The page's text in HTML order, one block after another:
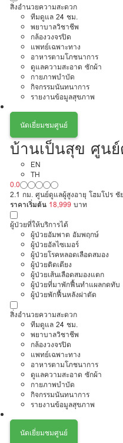
สิ่งอำนวยความสะดวก
ทีมดูแล 24 ชม.
พยาบาลวิชาชีพ
กล้องวงจรปิด
แพทย์เฉพาะทาง
อาหารตามโภชนาการ
ดูแลความสะอาด ซักผ้า
กายภาพบำบัด
กิจกรรมนันทนาการ
รายงานข้อมูลสุขภาพ
นัดเยี่ยมชมศูนย์
บ้านเป็นสุข ศูน
EN
TH
0.0
2.1 กม. ศูนย์ดูแลผู้สูงอายุ โฮมโปร ชั
ราคาเริ่มต้น 18,999บาท
ผู้ป่วยที่ให้บริการได้
ผู้ป่วยอัมพาต อัมพฤกษ์
ผู้ป่วยอัลไซเมอร์
ผู้ป่วยโรคหลอดเลือดสมอง
ผู้ป่วยติดเตียง
ผู้ป่วยเส้นเลือดสมองแตก
ผู้ป่วยที่มาพักฟื้นทำแผลกดทับ
ผู้ป่วยพักฟื้นหลังผ่าตัด
สิ่งอำนวยความสะดวก
ทีมดูแล 24 ชม.
พยาบาลวิชาชีพ
กล้องวงจรปิด
แพทย์เฉพาะทาง
อาหารตามโภชนาการ
ดูแลความสะอาด ซักผ้า
กายภาพบำบัด
กิจกรรมนันทนาการ
รายงานข้อมูลสุขภาพ
นัดเยี่ยมชมศูนย์